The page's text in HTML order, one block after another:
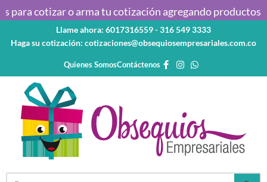
al
cotizar o arma tu cotización agregando productos al
Llame ahora: 6017316559 - 316 549 3333
Haga su cotización: cotizaciones@obsequiosempresariales.com.co
Quienes SomosContáctenos